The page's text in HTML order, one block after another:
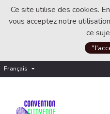
Ce site utilise des cookies.
vous acceptez notre
ce
Français Choisir la langue